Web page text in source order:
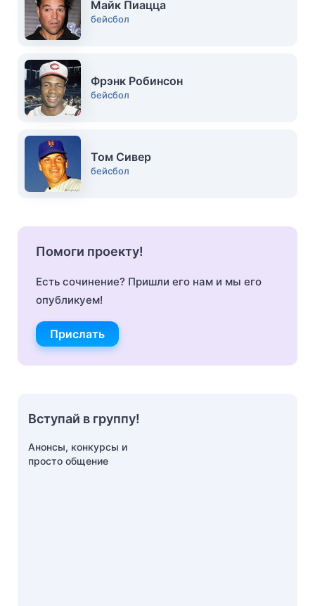
Майк Пиацца
бейсбол
Фрэнк Робинсон
бейсбол
Том Сивер
бейсбол
Помоги проекту!
Есть сочинение? Пришли его нам и мы его
опубликуем!
Прислать
Вступай в группу!
Анонсы, конкурсы и
просто общение